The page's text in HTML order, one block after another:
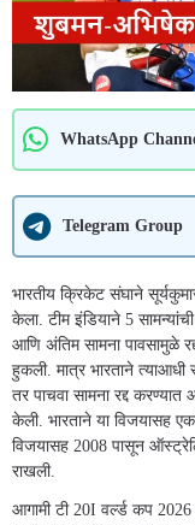
WhatsApp
Telegram Group
भारतीय क्रिकेट संघाने
केला. टीम इंडियाने 5
आणि अंतिम सामना पावसामुळे
हुकली. मात्र भारताने
तर पाचवा सामना रद्द करण्यात
केली. भारताने या विजयासह
विजयासह 2008 पासून
राखली.
आगामी टी 20I वर्ल्ड कप 2026